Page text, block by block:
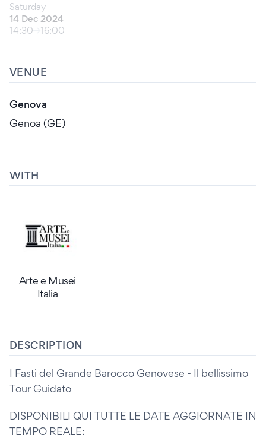
Saturday
14 Dec 2024
14:30
16:00
VENUE
Genova
Genoa (GE)
WITH
Arte e Musei
Italia
DESCRIPTION
I Fasti del Grande Barocco Genovese - Il bellissimo
Tour Guidato
DISPONIBILI QUI TUTTE LE DATE AGGIORNATE IN
TEMPO REALE: